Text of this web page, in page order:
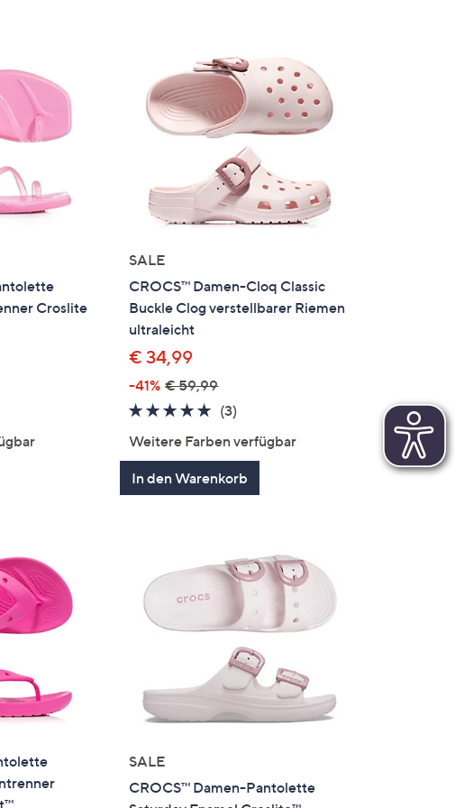
Croslite
SALE
CROCS™ Damen-Cloq Classic
Buckle Clog verstellbarer Riemen
ultraleicht
€ 34,99
-41% € 59,99
4.7
5
(3)
Weitere Farben verfügbar
In den Warenkorb
SALE
CROCS™ Damen-Pantolette